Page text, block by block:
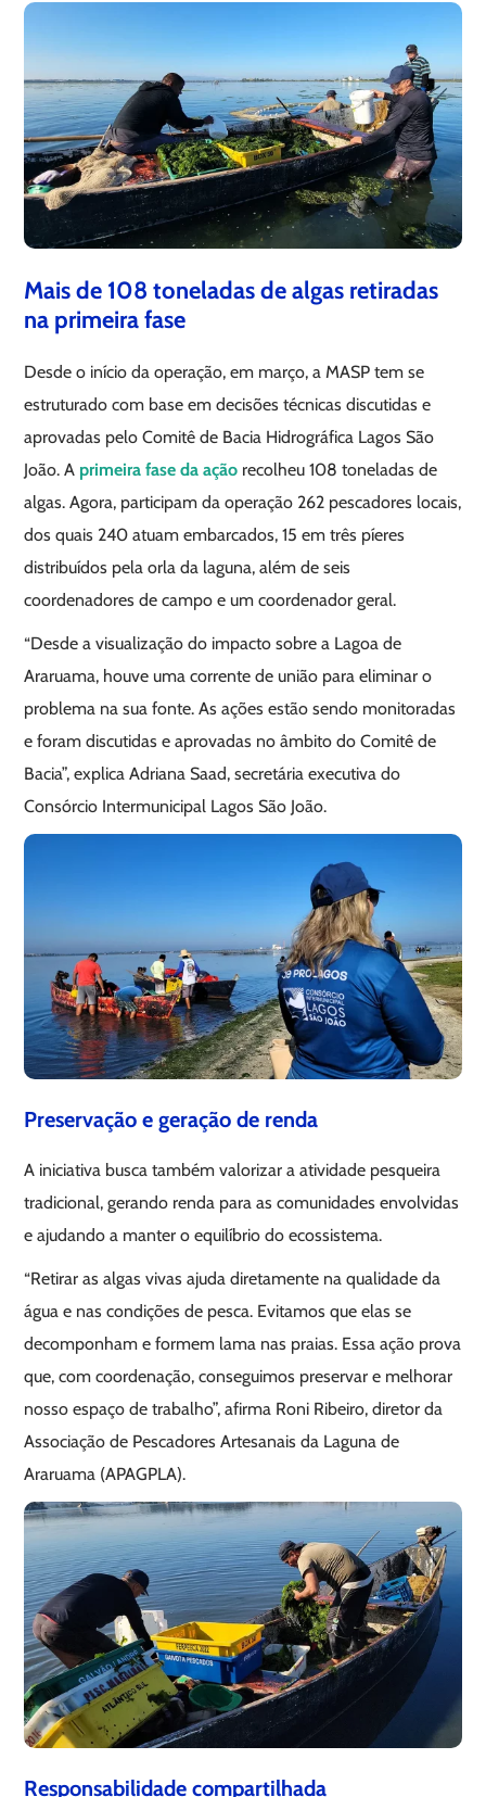
Mais de 108 toneladas de algas retiradas
na primeira fase
Desde o início da operação, em março, a MASP tem se
estruturado com base em decisões técnicas discutidas e
aprovadas pelo Comitê de Bacia Hidrográfica Lagos São
João. A primeira fase da ação recolheu 108 toneladas de
algas. Agora, participam da operação 262 pescadores locais,
dos quais 240 atuam embarcados, 15 em três píeres
distribuídos pela orla da laguna, além de seis
coordenadores de campo e um coordenador geral.
“Desde a visualização do impacto sobre a Lagoa de
Araruama, houve uma corrente de união para eliminar o
problema na sua fonte. As ações estão sendo monitoradas
e foram discutidas e aprovadas no âmbito do Comitê de
Bacia”, explica Adriana Saad, secretária executiva do
Consórcio Intermunicipal Lagos São João.
Preservação e geração de renda
A iniciativa busca também valorizar a atividade pesqueira
tradicional, gerando renda para as comunidades envolvidas
e ajudando a manter o equilíbrio do ecossistema.
“Retirar as algas vivas ajuda diretamente na qualidade da
água e nas condições de pesca. Evitamos que elas se
decomponham e formem lama nas praias. Essa ação prova
que, com coordenação, conseguimos preservar e melhorar
nosso espaço de trabalho”, afirma Roni Ribeiro, diretor da
Associação de Pescadores Artesanais da Laguna de
Araruama (APAGPLA).
Responsabilidade compartilhada